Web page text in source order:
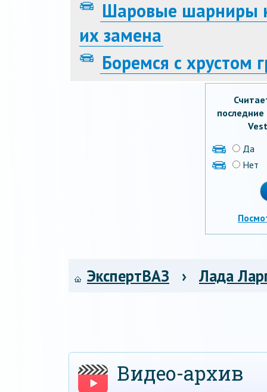
Шаровые шарниры
их замена
Боремся с хрустом
Да
Нет
ЭкспертВАЗ › Лада
Видео-архив